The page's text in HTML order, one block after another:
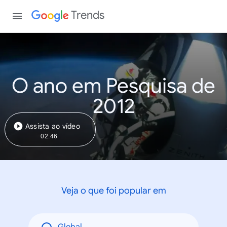
Trends
O ano em Pesquisa de
2012
Assista ao vídeo
02:46
Veja o que foi popular em